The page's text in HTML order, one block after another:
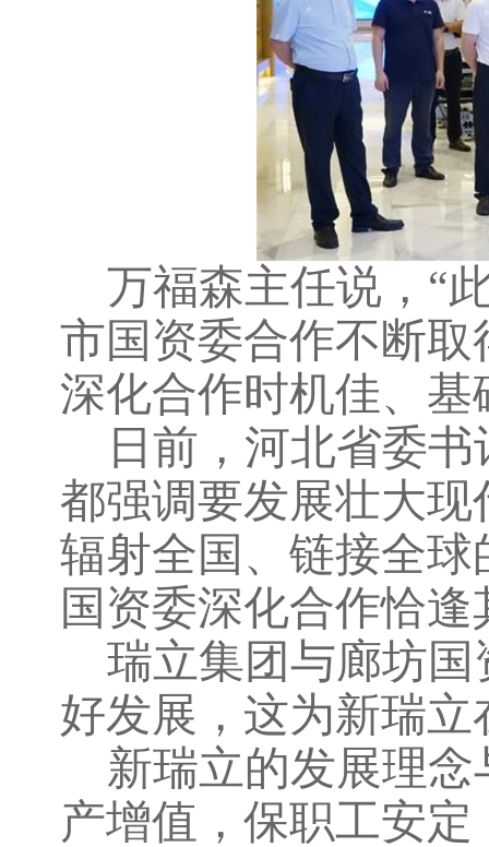
万福森主任说， “
市国资委合作不断
深化合作时机佳、
日前，河北省委
都强调要发展壮大
辐射全国、链接全
国资委深化合作恰逢
瑞立集团与廊坊
好发展，这为新瑞
新瑞立的发展理
产增值，保职工安